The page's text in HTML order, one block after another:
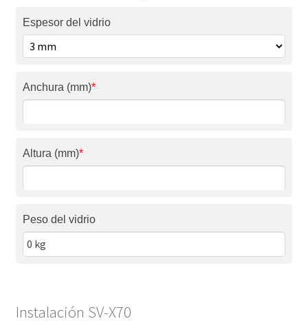
Espesor del vidrio
Anchura (mm)*
Altura (mm)*
Peso del vidrio
Instalación SV-X70